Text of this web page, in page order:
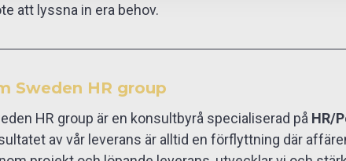
att lyssna in era behov.
Sweden HR group
HR group är en konsultbyrå specialiserad på HR/
av vår leverans är alltid en förflyttning där